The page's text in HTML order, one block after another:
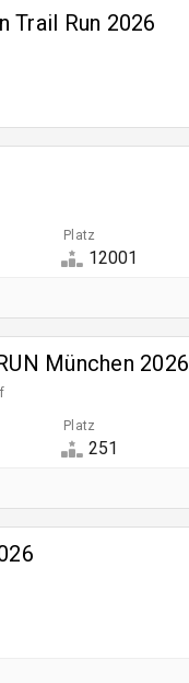
Trail Run 2026
Platz
12001
München 2026
Platz
251